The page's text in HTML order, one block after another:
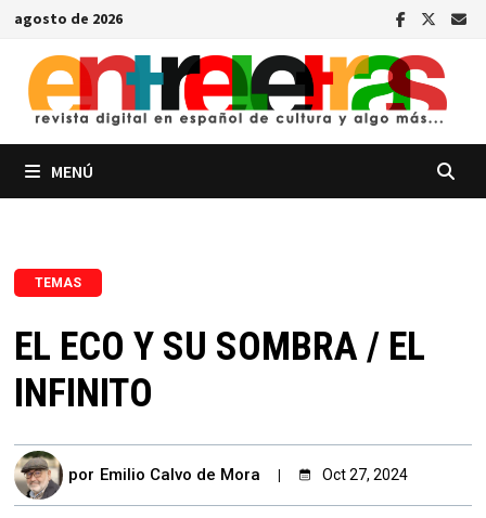
Saltar
contenido
agosto de 2026
MENÚ
TEMAS
EL ECO Y SU SOMBRA / EL
INFINITO
por Emilio Calvo de Mora Oct 27, 2024